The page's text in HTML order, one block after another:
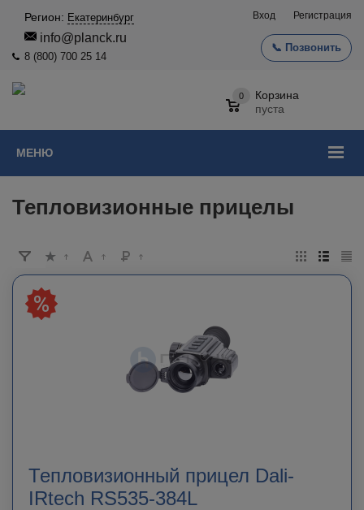
Регион: Екатеринбург
info@planck.ru
8 (800) 700 25 14
📞 Позвонить
Вход Регистрация
МЕНЮ
0
Корзина
пуста
Тепловизионные прицелы
Тепловизионный прицел Dali-
IRtech RS535-384L